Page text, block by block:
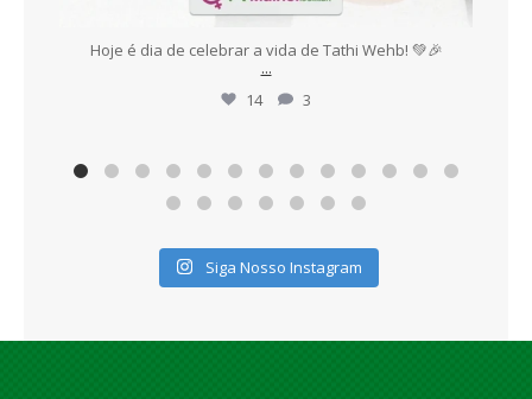
Hoje é dia de celebrar a vida de Tathi Wehb! 💚🎉
...
14
3
Siga Nosso Instagram